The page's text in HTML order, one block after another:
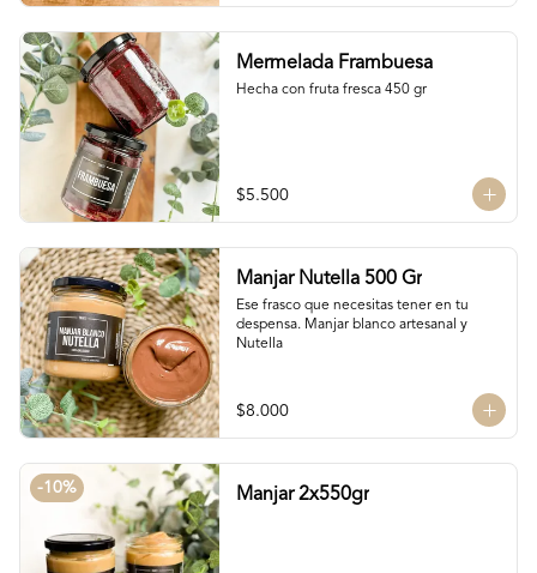
caramelizado y fuerte que el manjar
duración pero esto a la vez hace que sea
un sabor más suave y artesanal, más de
Mermelada Frambuesa
Hecha con fruta fresca 450 gr
$5.500
Manjar Nutella 500 Gr
Ese frasco que necesitas tener en tu
despensa. Manjar blanco artesanal y
Nutella
$8.000
-10% Manjar 2x550gr